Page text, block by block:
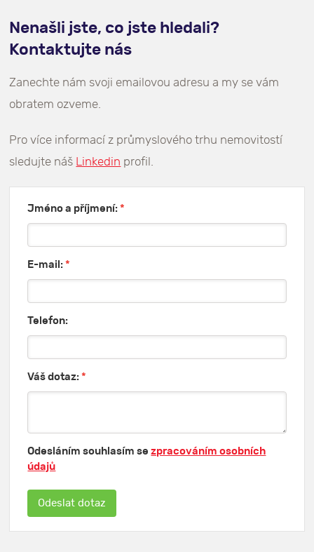
Nenašli jste, co jste hledali?
Kontaktujte nás
Zanechte nám svoji emailovou adresu a my se vám
obratem ozveme.
Pro více informací z průmyslového trhu nemovitostí
sledujte náš
Linkedin profil.
Jméno a příjmení:*
E-mail:*
Telefon:
Váš dotaz:*
Odesláním souhlasím sezpracováním osobních
údajů